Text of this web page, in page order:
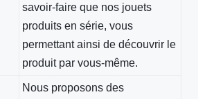
savoir-faire que nos jouets
produits en série, vous
permettant ainsi de découvrir le
produit par vous-même.
Nous proposons des